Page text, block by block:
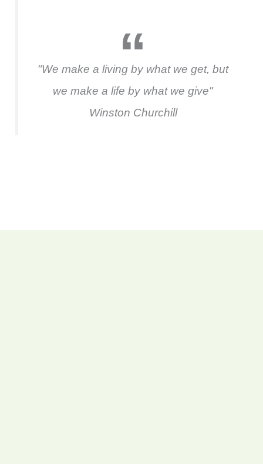
"We make a living by what we get, but
we make a life by what we give"
Winston Churchill